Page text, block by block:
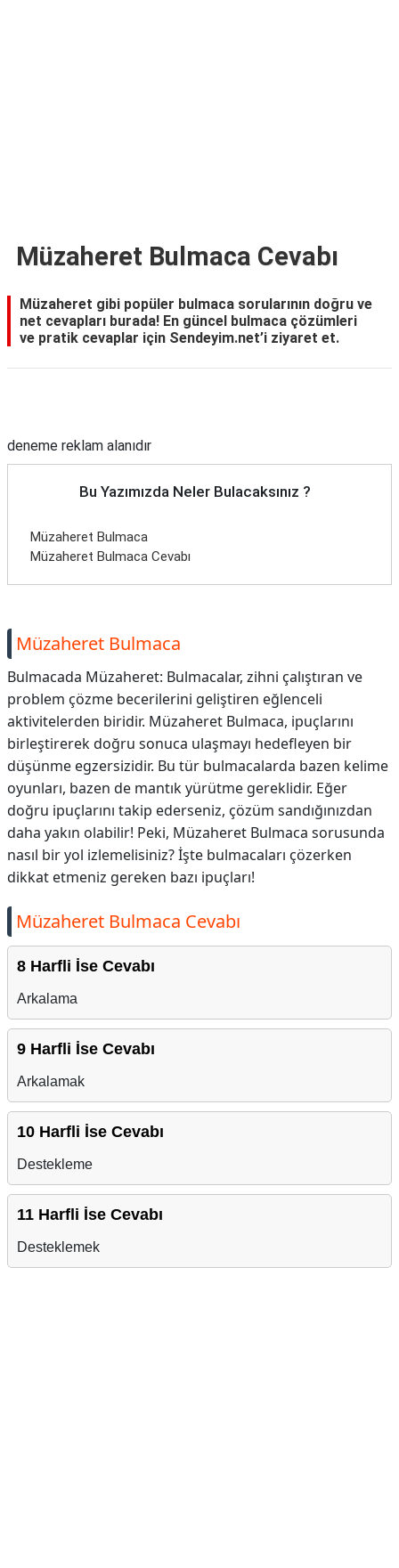
Müzaheret Bulmaca Cevabı
Müzaheret gibi popüler bulmaca sorularının doğru ve
net cevapları burada! En güncel bulmaca çözümleri
ve pratik cevaplar için Sendeyim.net’i ziyaret et.
deneme reklam alanıdır
Bu Yazımızda Neler Bulacaksınız ?
Müzaheret Bulmaca
Müzaheret Bulmaca Cevabı
Müzaheret Bulmaca
Bulmacada Müzaheret: Bulmacalar, zihni çalıştıran ve
problem çözme becerilerini geliştiren eğlenceli
aktivitelerden biridir. Müzaheret Bulmaca, ipuçlarını
birleştirerek doğru sonuca ulaşmayı hedefleyen bir
düşünme egzersizidir. Bu tür bulmacalarda bazen kelime
oyunları, bazen de mantık yürütme gereklidir. Eğer
doğru ipuçlarını takip ederseniz, çözüm sandığınızdan
daha yakın olabilir! Peki, Müzaheret Bulmaca sorusunda
nasıl bir yol izlemelisiniz? İşte bulmacaları çözerken
dikkat etmeniz gereken bazı ipuçları!
Müzaheret Bulmaca Cevabı
8 Harfli İse Cevabı
Arkalama
9 Harfli İse Cevabı
Arkalamak
10 Harfli İse Cevabı
Destekleme
11 Harfli İse Cevabı
Desteklemek